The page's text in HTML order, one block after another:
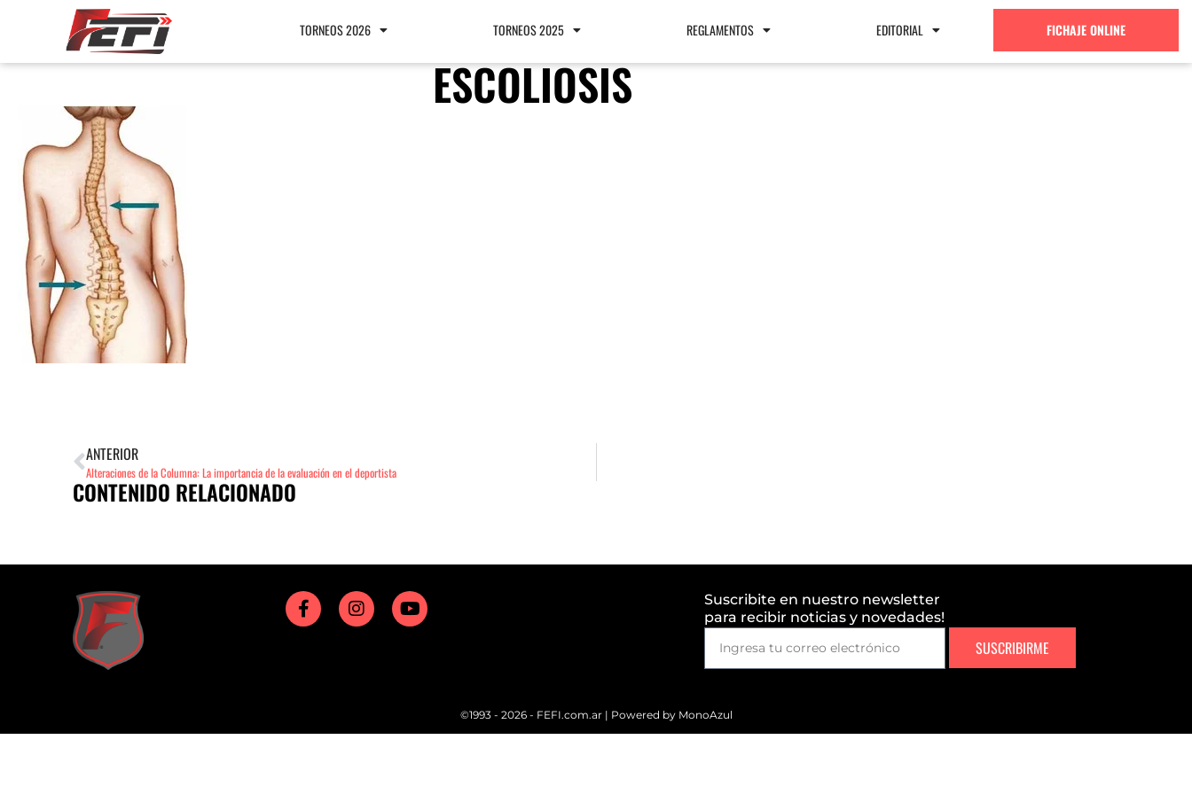
TORNEOS 2026 TORNEOS 2025 REGLAMENTOS EDITORIAL FICHAJE ONLINE
ESCOLIOSIS
ANTERIOR
Alteraciones de la Columna: La importancia de la evaluación en el deportista
CONTENIDO RELACIONADO
Suscribite en nuestro newsletter
para recibir noticias y novedades!
SUSCRIBIRME
©1993 - 2026 - FEFI.com.ar | Powered by MonoAzul